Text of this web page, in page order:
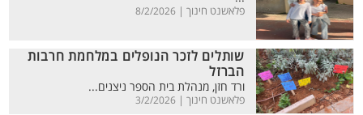
פלאשנט חינוך | 8/2/2026
שותלים לזכר הנופלים במלחמת חרבות
הברזל
ורד חזן, מנהלת בית הספר ניצנים...
פלאשנט חינוך | 3/2/2026